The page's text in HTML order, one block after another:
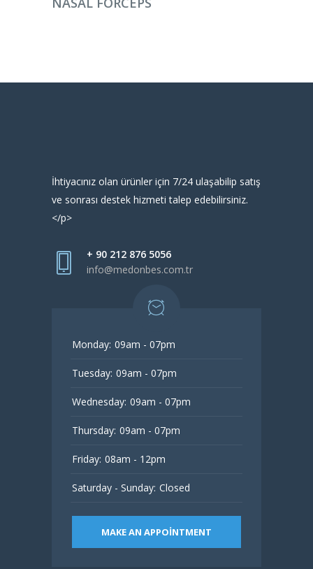
İhtiyacınız olan ürünler için 7/24 ulaşabilip satış
ve sonrası destek hizmeti talep edebilirsiniz.
</p>
+ 90 212 876 5056
info@medonbes.com.tr
Monday: 09am - 07pm
Tuesday: 09am - 07pm
Wednesday: 09am - 07pm
Thursday: 09am - 07pm
Friday: 08am - 12pm
Saturday - Sunday: Closed
MAKE AN APPOINTMENT